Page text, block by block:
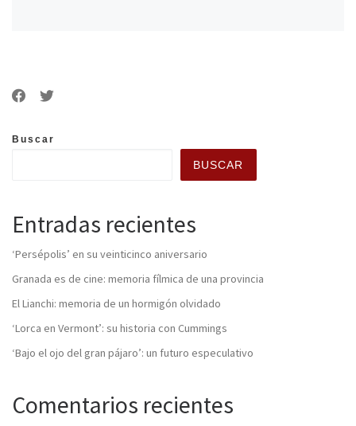
Buscar
BUSCAR
Entradas recientes
‘Persépolis’ en su veinticinco aniversario
Granada es de cine: memoria fílmica de una provincia
El Lianchi: memoria de un hormigón olvidado
‘Lorca en Vermont’: su historia con Cummings
‘Bajo el ojo del gran pájaro’: un futuro especulativo
Comentarios recientes